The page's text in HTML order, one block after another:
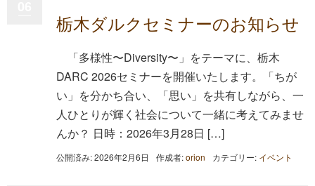
栃木ダルクセミナーのお知らせ
「多様性〜Diversity〜」をテーマに、栃木
DARC 2026セミナーを開催いたします。「ちが
い」を分かち合い、「思い」を共有しながら、一
人ひとりが輝く社会について一緒に考えてみませ
んか？ 日時：2026年3月28日 […]
公開済み: 2026年2月6日 作成者:orion カテゴリー: イベント